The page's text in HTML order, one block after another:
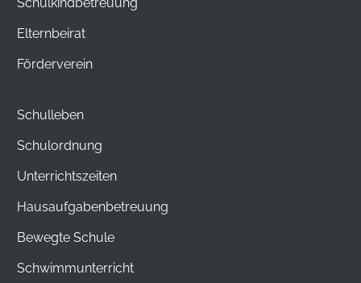
Elternbeirat
Förderverein
Schulleben
Schulordnung
Unterrichtszeiten
Hausaufgabenbetreuung
Bewegte Schule
Schwimmunterricht